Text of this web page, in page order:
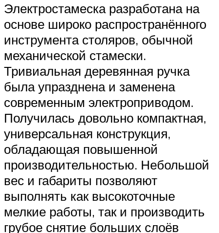
Электростамеска разработана на
основе широко распространённого
инструмента столяров, обычной
механической стамески.
Тривиальная деревянная ручка
была упразднена и заменена
современным электроприводом.
Получилась довольно компактная,
универсальная конструкция,
обладающая повышенной
производительностью. Небольшой
вес и габариты позволяют
выполнять как высокоточные
мелкие работы, так и производить
грубое снятие больших слоёв